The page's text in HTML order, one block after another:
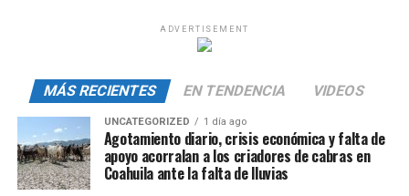
ADVERTISEMENT
MÁS RECIENTES EN TENDENCIA VIDEOS
UNCATEGORIZED 1 día ago
Agotamiento diario, crisis económica y falta de
apoyo acorralan a los criadores de cabras en
Coahuila ante la falta de lluvias